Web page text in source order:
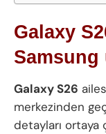
Galaxy
Samsung
Galaxy S26
merkezinden
detayları ortaya